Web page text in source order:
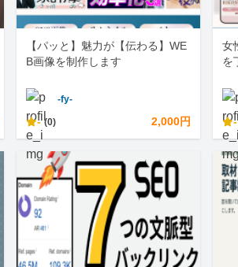
【パッと】魅力が【伝わる】WE
B画像を制作します
-fy-
- (0) 2,000円
女
を
-